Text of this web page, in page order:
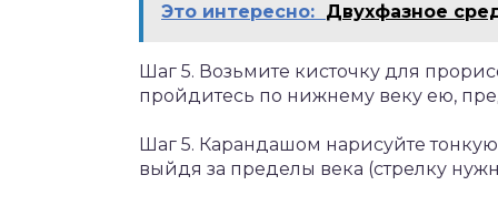
Это интересно: Двухфазное
Шаг 5. Возьмите кисточку для
пройдитесь по нижнему веку ею,
Шаг 5. Карандашом нарисуйте
выйдя за пределы века (стрелку